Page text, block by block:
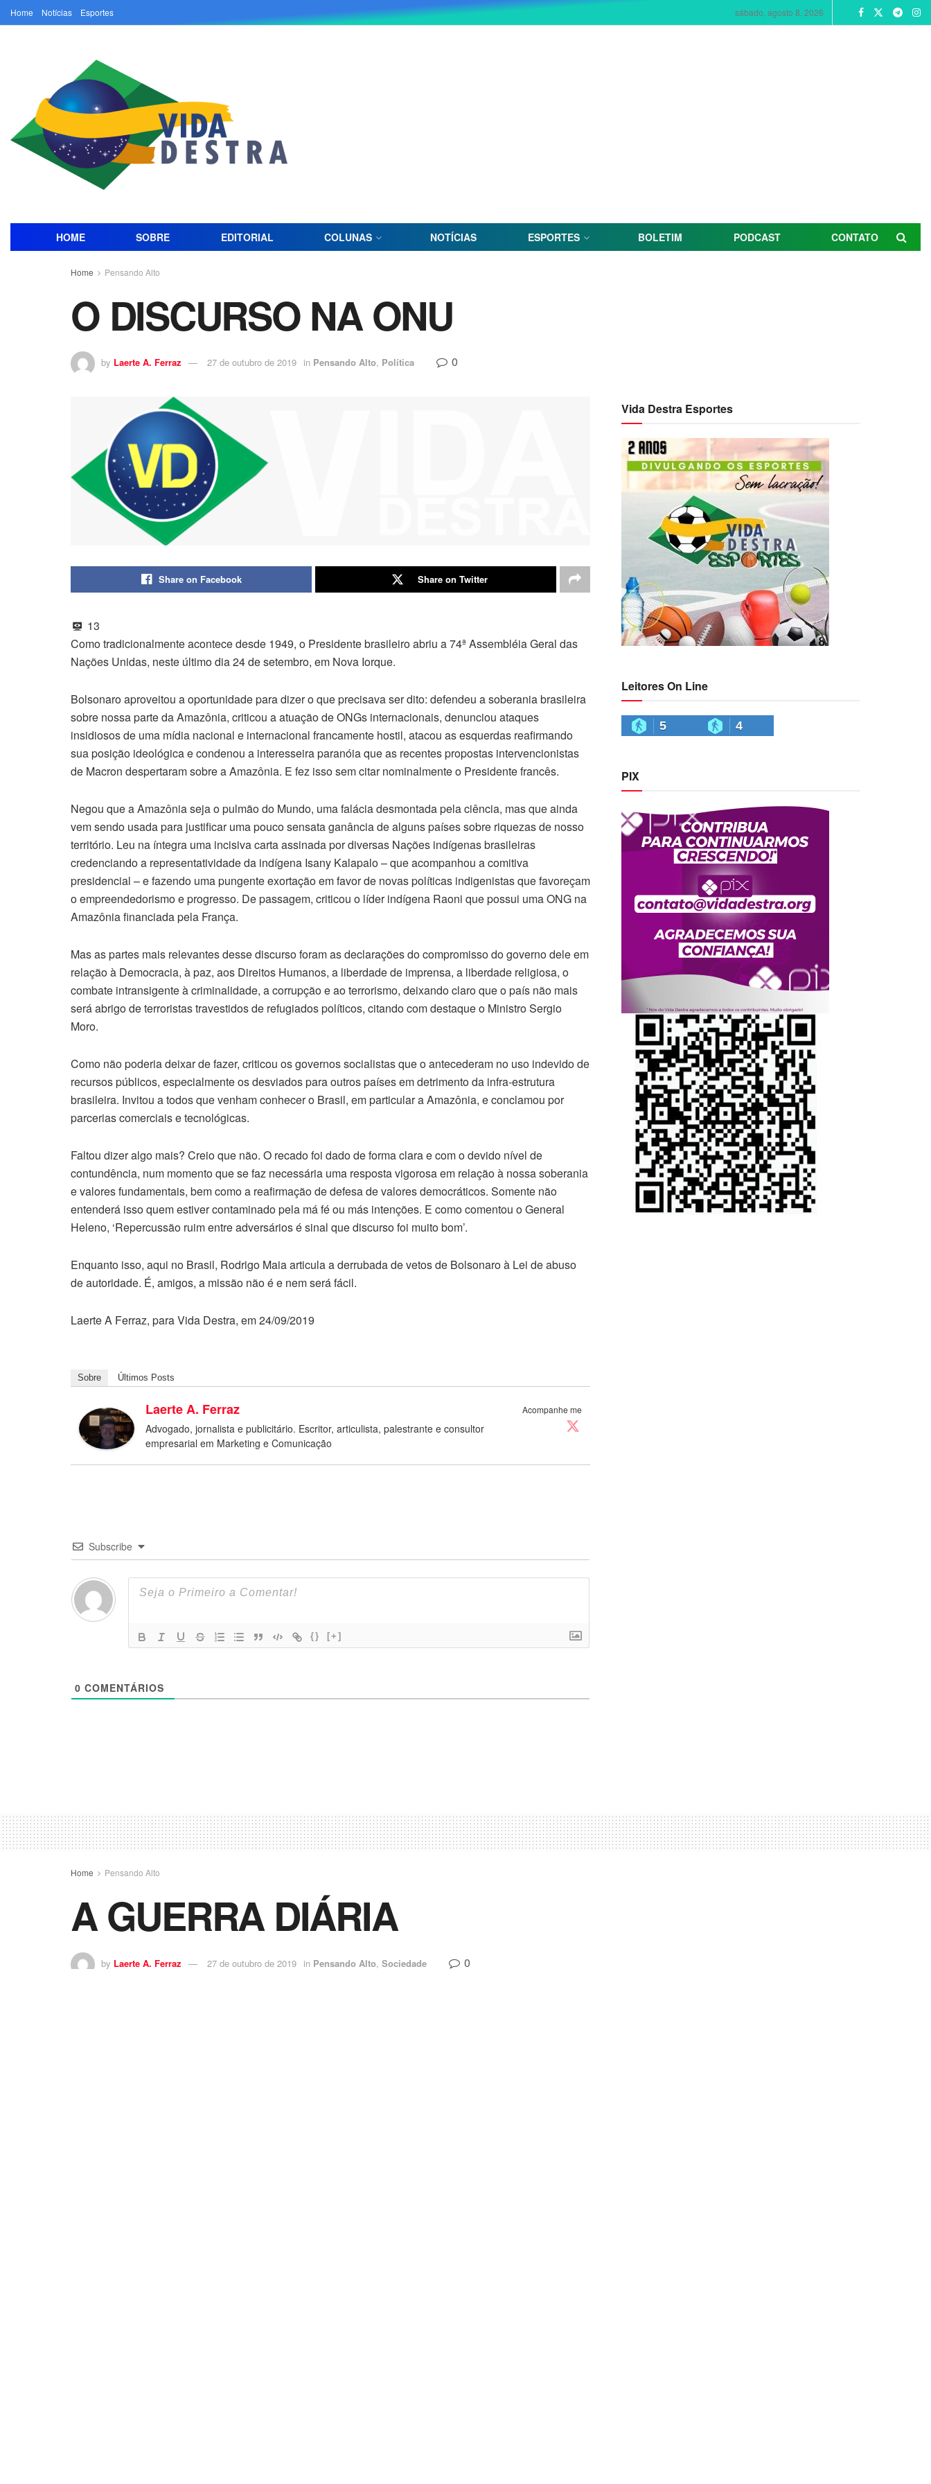
Home Notícias Esportes sábado, agosto 8, 2026
HOME SOBRE EDITORIAL COLUNAS NOTÍCIAS ESPORTES BOLETIM PODCAST CONTATO
Home Pensando Alto
O DISCURSO NA ONU
by Laerte A. Ferraz 27 de outubro de 2019 in Pensando Alto, Política 0
Share on Facebook Share on Twitter
13
Como tradicionalmente acontece desde 1949, o Presidente brasileiro abriu a 74ª Assembléia Geral das
Nações Unidas, neste último dia 24 de setembro, em Nova Iorque.
Bolsonaro aproveitou a oportunidade para dizer o que precisava ser dito: defendeu a soberania brasileira
sobre nossa parte da Amazônia, criticou a atuação de ONGs internacionais, denunciou ataques
insidiosos de uma mídia nacional e internacional francamente hostil, atacou as esquerdas reafirmando
sua posição ideológica e condenou a interesseira paranóia que as recentes propostas intervencionistas
de Macron despertaram sobre a Amazônia. E fez isso sem citar nominalmente o Presidente francês.
Negou que a Amazônia seja o pulmão do Mundo, uma falácia desmontada pela ciência, mas que ainda
vem sendo usada para justificar uma pouco sensata ganância de alguns países sobre riquezas de nosso
território. Leu na íntegra uma incisiva carta assinada por diversas Nações indígenas brasileiras
credenciando a representatividade da indígena Isany Kalapalo – que acompanhou a comitiva
presidencial – e fazendo uma pungente exortação em favor de novas políticas indigenistas que favoreçam
o empreendedorismo e progresso. De passagem, criticou o líder indígena Raoni que possui uma ONG na
Amazônia financiada pela França.
Mas as partes mais relevantes desse discurso foram as declarações do compromisso do governo dele em
relação à Democracia, à paz, aos Direitos Humanos, a liberdade de imprensa, a liberdade religiosa, o
combate intransigente à criminalidade, a corrupção e ao terrorismo, deixando claro que o país não mais
será abrigo de terroristas travestidos de refugiados políticos, citando com destaque o Ministro Sergio
Moro.
Como não poderia deixar de fazer, criticou os governos socialistas que o antecederam no uso indevido de
recursos públicos, especialmente os desviados para outros países em detrimento da infra-estrutura
brasileira. Invitou a todos que venham conhecer o Brasil, em particular a Amazônia, e conclamou por
parcerias comerciais e tecnológicas.
Faltou dizer algo mais? Creio que não. O recado foi dado de forma clara e com o devido nível de
contundência, num momento que se faz necessária uma resposta vigorosa em relação à nossa soberania
e valores fundamentais, bem como a reafirmação de defesa de valores democráticos. Somente não
entenderá isso quem estiver contaminado pela má fé ou más intenções. E como comentou o General
Heleno, ‘Repercussão ruim entre adversários é sinal que discurso foi muito bom’.
Enquanto isso, aqui no Brasil, Rodrigo Maia articula a derrubada de vetos de Bolsonaro à Lei de abuso
de autoridade. É, amigos, a missão não é e nem será fácil.
Laerte A Ferraz, para Vida Destra, em 24/09/2019
Sobre Últimos Posts
Acompanhe me
Laerte A. Ferraz
Advogado, jornalista e publicitário. Escritor, articulista, palestrante e consultor
empresarial em Marketing e Comunicação
Subscribe
{} [+]
0 COMENTÁRIOS
Vida Destra Esportes
Leitores On Line
5 4
PIX
Home Pensando Alto
A GUERRA DIÁRIA
by Laerte A. Ferraz 27 de outubro de 2019 in Pensando Alto, Sociedade 0